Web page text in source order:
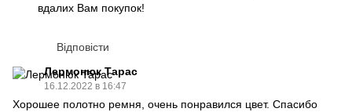
вдалих Вам покупок!
Відповісти
Лермонюк Тарас
16.12.2022 в 16:47
Хорошее полотно ремня, очень понравился цвет. Спасибо